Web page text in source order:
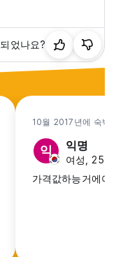
었나요?
10월 2017년에 숙박
익 익명
여성, 25-
가격값하능거에여